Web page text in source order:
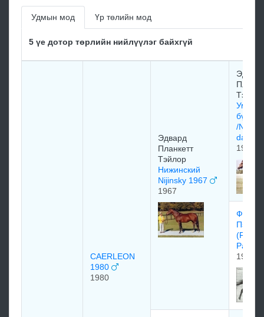
Удмын мод Үр төлийн мод
5 үе дотор төрлийн нийлүүлэг байхгүй
CAERLEON
1980
1980
Эдвapд
Плaнкeтт
Тэйлоp
Нижинский
Nijinsky 1967
1967
Тэйлop
/
1961
Пэйдж
Page)
1959